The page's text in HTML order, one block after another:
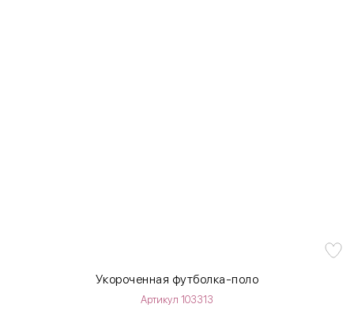
Укороченная футболка-поло
Артикул 103313